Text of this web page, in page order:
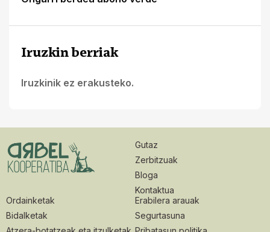
Iruzkin berriak
Iruzkinik ez erakusteko.
Gutaz
Zerbitzuak
Bloga
Kontaktua
Ordainketak
Bidalketak
Erabilera arauak
Segurtasuna